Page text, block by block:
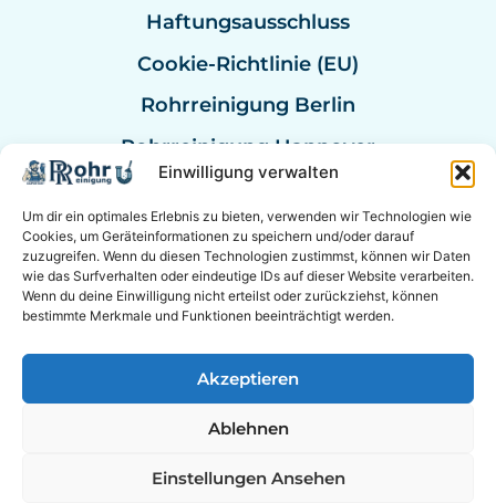
Einwilligung verwalten
Um dir ein optimales Erlebnis zu bieten, verwenden wir Technologien wie
Cookies, um Geräteinformationen zu speichern und/oder darauf
zuzugreifen. Wenn du diesen Technologien zustimmst, können wir Daten
wie das Surfverhalten oder eindeutige IDs auf dieser Website verarbeiten.
Wenn du deine Einwilligung nicht erteilst oder zurückziehst, können
bestimmte Merkmale und Funktionen beeinträchtigt werden.
Akzeptieren
Ablehnen
Einstellungen Ansehen
Haftungsausschluss
Cookie-Richtlinie (EU)
Rohrreinigung Berlin
Rohrreinigung Hannover
Rohrreinigung Bremen
Rohrreinigung Kassel
Rohrreinigung Mannheim
Rohrexperten Deutschland
© 2026 Experten für Sanitär & Rohrreinigung in der
Berater Empfehlung
EXPERTEN AUF SOCIAL MEDIA